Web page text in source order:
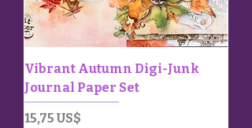
Vibrant Autumn Digi-Junk
Journal Paper Set
Precio
15,75 US$